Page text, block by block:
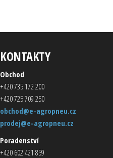
KONTAKTY
Obchod
+420 735 172 200
+420 725 709 250
obchod@e-agropneu.cz
prodej@e-agropneu.cz
Poradenství
+420 602 421 859